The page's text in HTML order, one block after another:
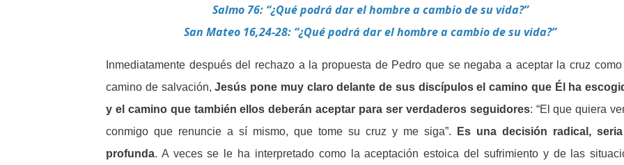
Salmo 76: “¿Qué podrá dar el hombre a cambio de su vida?”
San Mateo 16,24-28: “¿Qué podrá dar el hombre a cambio de su vida?”
Inmediatamente después del rechazo a la propuesta de Pedro que se negaba a aceptar la cruz como
camino de salvación,Jesús pone muy claro delante de sus discípulos el camino que Él ha
y el camino que también ellos deberán aceptar para ser verdaderos seguidores: “El que quiera
conmigo que renuncie a sí mismo, que tome su cruz y me siga”.
Es una decisión radical,
profunda. A veces se le ha interpretado como la aceptación estoica del sufrimiento y de las